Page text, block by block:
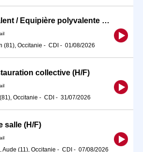
Equipier polyvalent / Equipière polyvalente de restauration rapid (H/F)
(81), Occitanie - CDI - 01/08/2026
collective (H/F)
Occitanie - CDI - 31/07/2026
salle (H/F)
(11), Occitanie - CDI - 07/08/2026